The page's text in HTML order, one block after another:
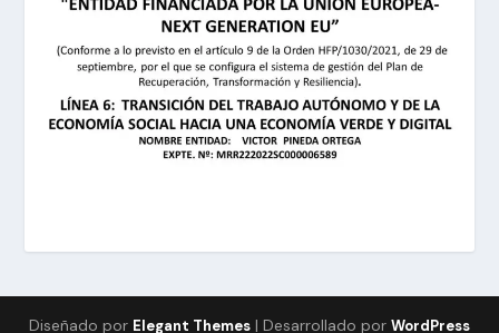
Diseñado por Elegant Themes | Desarrollado por WordPress